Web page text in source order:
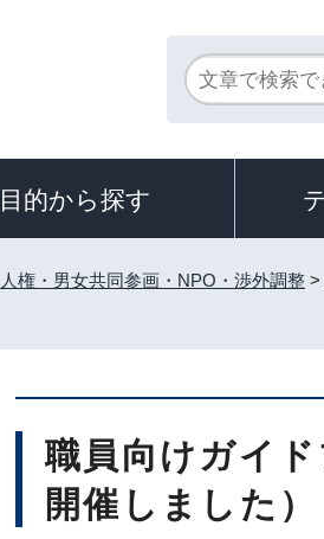
目的から探す
人権・男女共同参画・NPO・渉外調整 >
職員向けガイ
開催しました）